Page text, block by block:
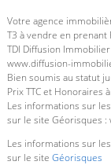
Votre agence
T3 à vendre en prenant
TDI Diffusion
www.diffusion-
Bien soumis au statut
Prix TTC et Honoraires
Les informations sur
sur le site Géorisques
Les informations sur
sur le site Géorisques